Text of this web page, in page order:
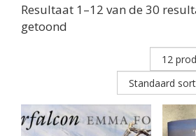
Resultaat 1–12 van de 30
getoond